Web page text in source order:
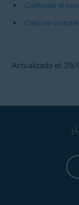
Configurar el
Crea una
Actualizado el: